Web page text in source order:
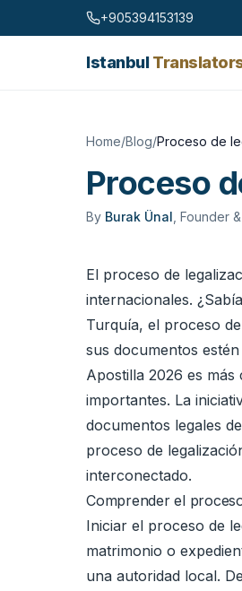
Skip to content +905394153139
Istanbul
Home/Blog/Proceso de
Proceso
By Burak Ünal Founder
El proceso de
internacionales.
Turquía, el proceso
sus documentos
Apostilla 2026 es
importantes. La
documentos legales
proceso de
interconectado.
Comprender el
Iniciar el proceso de
matrimonio o
una autoridad local.